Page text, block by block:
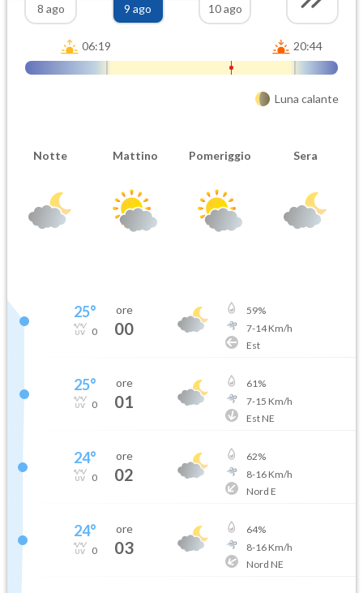
8 ago
9 ago
10 ago
06:19 20:44
Luna calante
Notte Mattino Pomeriggio Sera
25°
0
ore
00
59%
7-14Km/h
Est
25°
0
ore
01
61%
7-15 Km/h
Est NE
24°
0
ore
02
62%
8-16Km/h
Nord E
24°
0
ore
03
64%
8-16Km/h
Nord NE